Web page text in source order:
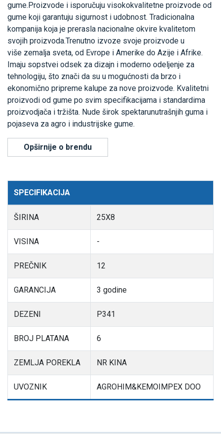
gume.Proizvode i isporučuju visokokvalitetne proizvode od
gume koji garantuju sigurnost i udobnost. Tradicionalna
kompanija koja je prerasla nacionalne okvire kvalitetom
svojih proizvoda.Trenutno izvoze svoje proizvode u
više zemalja sveta, od Evrope i Amerike do Azije i Afrike.
Imaju sopstvei odsek za dizajn i moderno odeljenje za
tehnologiju, što znači da su u mogućnosti da brzo i
ekonomično pripreme kalupe za nove proizvode. Kvalitetni
proizvodi od gume po svim specifikacijama i standardima
proizvodjača i tržišta. Nude širok spektarunutrašnjih guma i
pojaseva za agro i industrijske gume.
Opširnije o brendu
SPECIFIKACIJA
ŠIRINA 25X8
VISINA -
PREČNIK 12
GARANCIJA 3 godine
DEZENI P341
BROJ PLATANA 6
ZEMLJA POREKLA NR KINA
UVOZNIK AGROHIM&KEMOIMPEX DOO